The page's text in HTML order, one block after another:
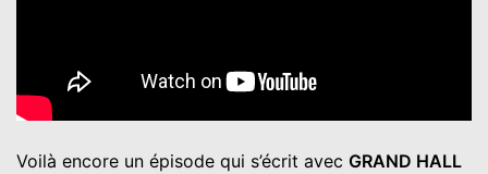
Voilà encore un épisode qui s’écrit avec GRAND HALL